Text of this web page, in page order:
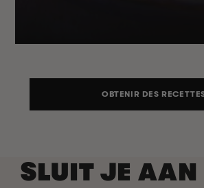
OBTENIR DES
SLUIT JE AAN